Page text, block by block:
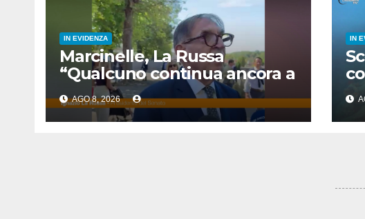
IN EVIDENZA
Marcinelle, La Russa
“Qualcuno continua ancora a
voltare le spalle”
AGO 8, 2026
IN